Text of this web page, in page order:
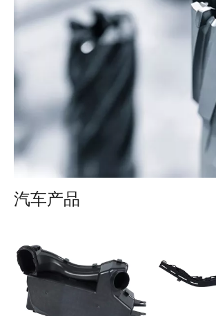
汽车产品